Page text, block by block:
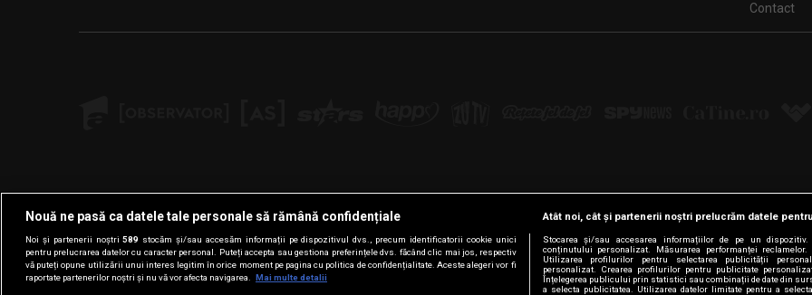
Contact
Urmărește-ne pe:
FacebookLinkedInYouTubeInstagramPinterestTiktok
Nouă ne pasă ca datele tale personale să rămână confidențiale
Noi și partenerii noștri589 stocăm și/sau accesăm informații pe dispozitivul dvs., precum identificatorii cookie unici
pentru prelucrarea datelor cu caracter personal. Puteți accepta sau gestiona preferințele dvs. făcând clic mai jos, respectiv
vă puteți opune utilizării unui interes legitim în orice moment pe pagina cu politica de confidențialitate. Aceste alegeri vor fi
raportate partenerilor noștri și nu vă vor afecta navigarea.
Mai multe detalii
Atât noi, cât și partenerii noștri prelucrăm datele
Stocarea și/sau accesarea informațiilor de pe un
conținutului personalizat. Măsurarea performanței
Utilizarea profilurilor pentru selectarea publicității
personalizat. Crearea profilurilor pentru publicitate
Înțelegerea publicului prin statistici sau combinații de date din
a selecta publicitatea. Utilizarea datelor limitate pentru a